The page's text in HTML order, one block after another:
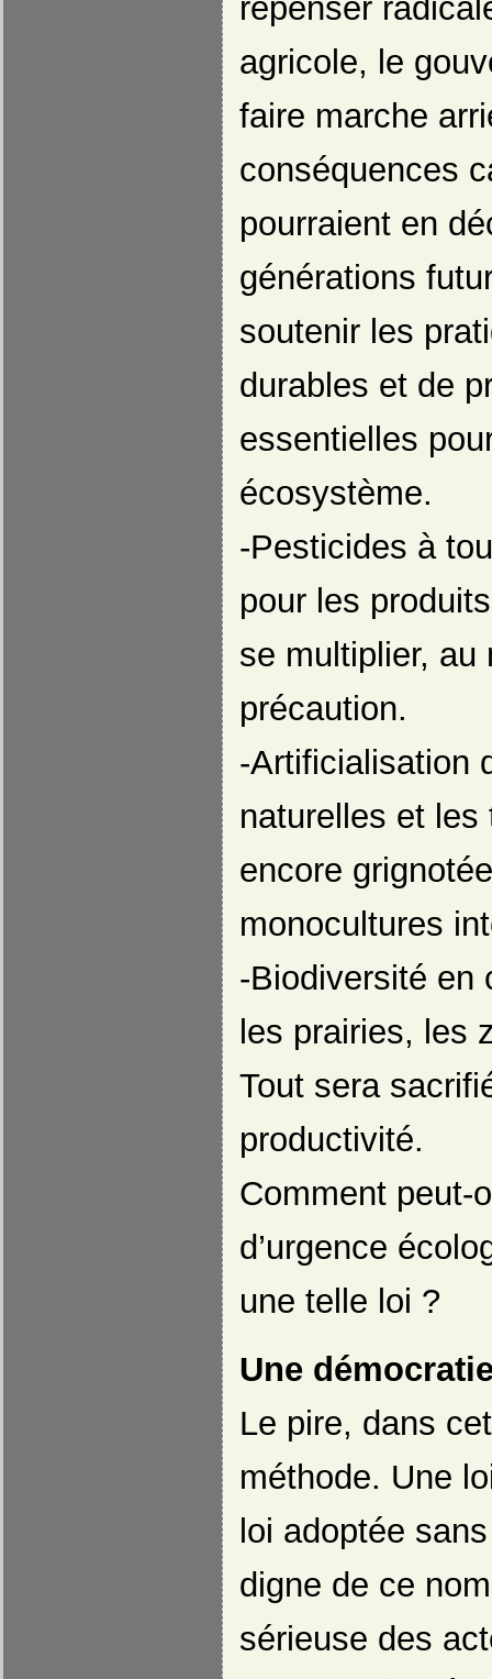
repenser
agricole, le
faire marche
conséquences
pourraient en
générations
soutenir les
durables et de
essentielles
écosystème.
-Pesticides à
pour les
se multiplier, au
précaution.
-Artificialisation
naturelles et
encore
monocultures
-Biodiversité en
les prairies, les
Tout sera
productivité.
Comment peut-
d’urgence
une telle loi ?
Une
Le pire, dans
méthode. Une
loi adoptée
digne de ce
sérieuse des